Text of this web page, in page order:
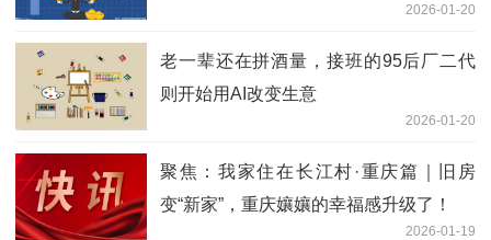
2026-01-20
老一辈还在拼酒量，接班的95后厂二代
则开始用AI改变生意
2026-01-20
聚焦：我家住在长江村·重庆篇｜旧房
变“新家”，重庆孃孃的幸福感升级了！
2026-01-19